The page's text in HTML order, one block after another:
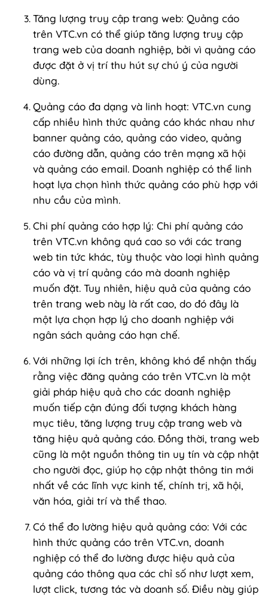
Tăng lượng truy cập trang web: Quảng cáo
trên VTC.vn có thể giúp tăng lượng truy cập
trang web của doanh nghiệp, bởi vì quảng cáo
được đặt ở vị trí thu hút sự chú ý của người
dùng.
Quảng cáo đa dạng và linh hoạt: VTC.vn cung
cấp nhiều hình thức quảng cáo khác nhau như
banner quảng cáo, quảng cáo video, quảng
cáo đường dẫn, quảng cáo trên mạng xã hội
và quảng cáo email. Doanh nghiệp có thể linh
hoạt lựa chọn hình thức quảng cáo phù hợp với
nhu cầu của mình.
Chi phí quảng cáo hợp lý: Chi phí quảng cáo
trên VTC.vn không quá cao so với các trang
web tin tức khác, tùy thuộc vào loại hình quảng
cáo và vị trí quảng cáo mà doanh nghiệp
muốn đặt. Tuy nhiên, hiệu quả của quảng cáo
trên trang web này là rất cao, do đó đây là
một lựa chọn hợp lý cho doanh nghiệp với
ngân sách quảng cáo hạn chế.
Với những lợi ích trên, không khó để nhận thấy
rằng việc đăng quảng cáo trên VTC.vn là một
giải pháp hiệu quả cho các doanh nghiệp
muốn tiếp cận đúng đối tượng khách hàng
mục tiêu, tăng lượng truy cập trang web và
tăng hiệu quả quảng cáo. Đồng thời, trang web
cũng là một nguồn thông tin uy tín và cập nhật
cho người đọc, giúp họ cập nhật thông tin mới
nhất về các lĩnh vực kinh tế, chính trị, xã hội,
văn hóa, giải trí và thể thao.
Có thể đo lường hiệu quả quảng cáo: Với các
hình thức quảng cáo trên VTC.vn, doanh
nghiệp có thể đo lường được hiệu quả của
quảng cáo thông qua các chỉ số như lượt xem,
lượt click, tương tác và doanh số. Điều này giúp